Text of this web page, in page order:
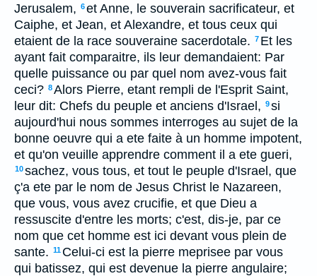
Jerusalem, 6et Anne, le souverain sacrificateur, et
Caiphe, et Jean, et Alexandre, et tous ceux qui
etaient de la race souveraine sacerdotale. 7 Et les
ayant fait comparaitre, ils leur demandaient: Par
quelle puissance ou par quel nom avez-vous fait
ceci? 8Alors Pierre, etant rempli de l'Esprit Saint,
leur dit: Chefs du peuple et anciens d'Israel, 9si
aujourd'hui nous sommes interroges au sujet de la
bonne oeuvre qui a ete faite à un homme impotent,
et qu'on veuille apprendre comment il a ete gueri,
10sachez, vous tous, et tout le peuple d'Israel, que
ç'a ete par le nom de Jesus Christ le Nazareen,
que vous, vous avez crucifie, et que Dieu a
ressuscite d'entre les morts; c'est, dis-je, par ce
nom que cet homme est ici devant vous plein de
sante. 11 Celui-ci est la pierre meprisee par vous
qui batissez, qui est devenue la pierre angulaire;